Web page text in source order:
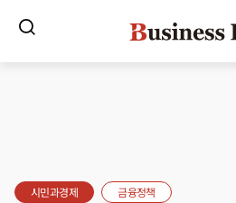
시민과경제 금융정책